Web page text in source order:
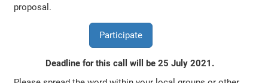
proposal.
Participate
Deadline for this call will be 25 July 2021.